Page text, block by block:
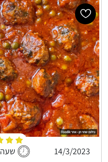
14/3/2023 שעה ו-